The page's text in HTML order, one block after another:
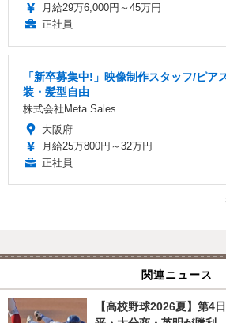
月給29万6,000円～45万円
正社員
「新卒募集中!」映像制作スタッフ/ピア
装・髪型自由
株式会社Meta Sales
大阪府
月給25万800円～32万円
正社員
関連ニュース
【高校野球2026夏】第4